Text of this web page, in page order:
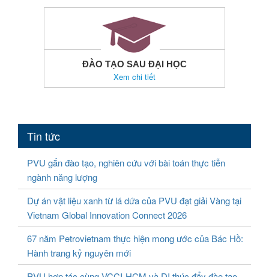
ĐÀO TẠO SAU ĐẠI HỌC
Xem chi tiết
Tin tức
PVU gắn đào tạo, nghiên cứu với bài toán thực tiễn
ngành năng lượng
Dự án vật liệu xanh từ lá dứa của PVU đạt giải Vàng tại
Vietnam Global Innovation Connect 2026
67 năm Petrovietnam thực hiện mong ước của Bác Hồ:
Hành trang kỷ nguyên mới